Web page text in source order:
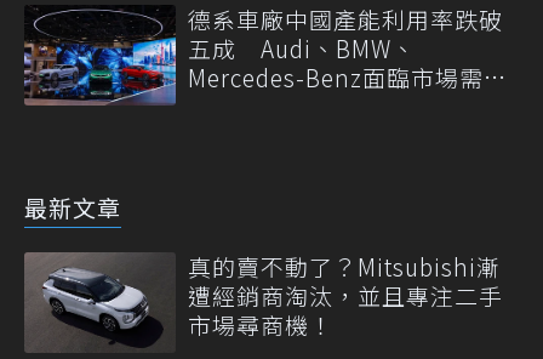
德系車廠中國產能利用率跌破
五成 Audi、BMW、
Mercedes-Benz面臨市場需求
最新文章
真的賣不動了？Mitsubishi漸
遭經銷商淘汰，並且專注二手
市場尋商機！